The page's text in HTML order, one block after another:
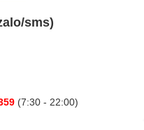
sms)
(7:30 - 22:00)